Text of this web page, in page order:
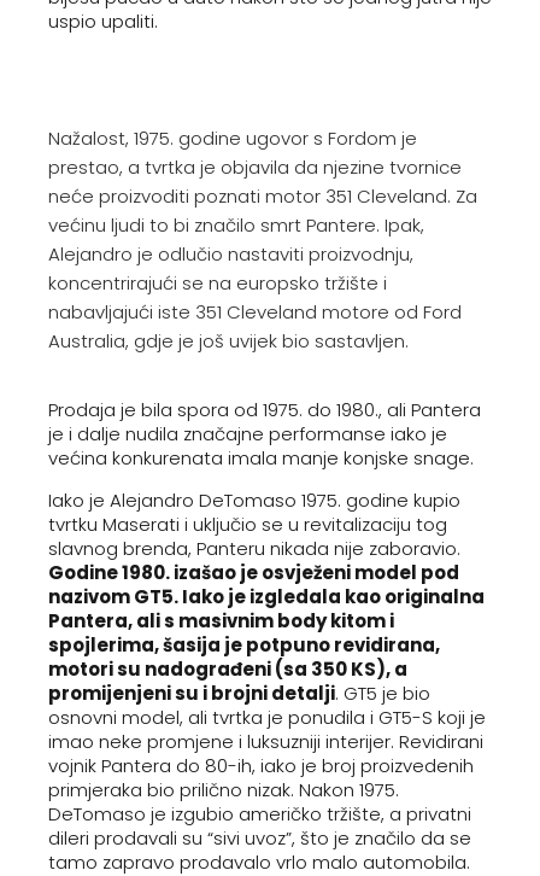
uspio upaliti.
Nažalost, 1975. godine ugovor s Fordom je
prestao, a tvrtka je objavila da njezine tvornice
neće proizvoditi poznati motor 351 Cleveland. Za
većinu ljudi to bi značilo smrt Pantere. Ipak,
Alejandro je odlučio nastaviti proizvodnju,
koncentrirajući se na europsko tržište i
nabavljajući iste 351 Cleveland motore od Ford
Australia, gdje je još uvijek bio sastavljen.
Prodaja je bila spora od 1975. do 1980., ali Pantera
je i dalje nudila značajne performanse iako je
većina konkurenata imala manje konjske snage.
Iako je Alejandro DeTomaso 1975. godine kupio
tvrtku Maserati i uključio se u revitalizaciju tog
slavnog brenda, Panteru nikada nije zaboravio.
Godine 1980. izašao je osvježeni model pod
nazivom GT5. Iako je izgledala kao originalna
Pantera, ali s masivnim body kitom i
spojlerima, šasija je potpuno revidirana,
motori su nadograđeni (sa 350 KS), a
promijenjeni su i brojni detalji. GT5 je bio
osnovni model, ali tvrtka je ponudila i GT5-S koji je
imao neke promjene i luksuzniji interijer. Revidirani
vojnik Pantera do 80-ih, iako je broj proizvedenih
primjeraka bio prilično nizak. Nakon 1975.
DeTomaso je izgubio američko tržište, a privatni
dileri prodavali su “sivi uvoz”, što je značilo da se
tamo zapravo prodavalo vrlo malo automobila.